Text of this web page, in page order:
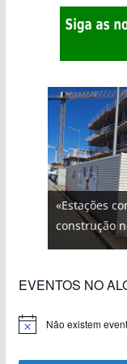
«Estações
construção
EVENTOS NO
Não existem